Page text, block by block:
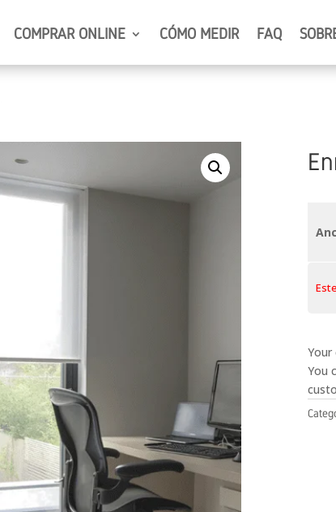
COMPRAR ONLINE CÓMO MEDIR FAQ
You